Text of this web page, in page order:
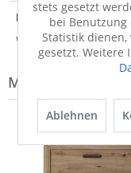
Hersteller
Weitere
Modell-Familie:
stets gesetzt
bei
Statistik
gesetzt. Weitere
Ablehnen